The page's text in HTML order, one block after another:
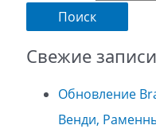
Свежие записи
Обновление
Венди,